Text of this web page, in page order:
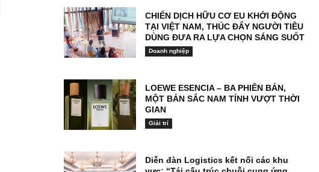
CHIẾN DỊCH HỮU CƠ EU KHỞI ĐỘNG
TẠI VIỆT NAM, THÚC ĐẨY NGƯỜI TIÊU
DÙNG ĐƯA RA LỰA CHỌN SÁNG SUỐT
Doanh nghiệp
LOEWE ESENCIA – BA PHIÊN BẢN,
MỘT BẢN SẮC NAM TÍNH VƯỢT THỜI
GIAN
Giải trí
Diễn đàn Logistics kết nối các khu